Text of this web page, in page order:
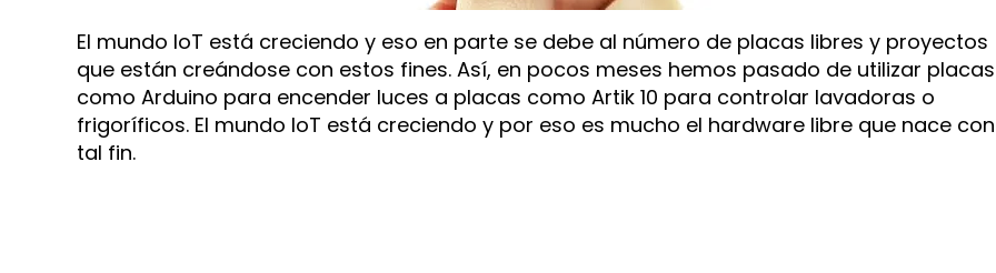
El mundo IoT está creciendo y eso en parte se debe al número de placas libres y proyectos
que están creándose con estos fines. Así, en pocos meses hemos pasado de utilizar placas
como Arduino para encender luces a placas como Artik 10 para controlar lavadoras o
frigoríficos. El mundo IoT está creciendo y por eso es mucho el hardware libre que nace con
tal fin.